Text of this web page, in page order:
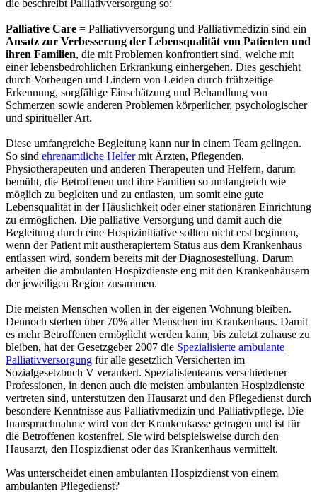
die beschreibt Palliativversorgung so:
Palliative Care = Palliativversorgung und Palliativmedizin sind ein
Ansatz zur Verbesserung der Lebensqualität von Patienten und
ihren Familien, die mit Problemen konfrontiert sind, welche mit
einer lebensbedrohlichen Erkrankung einhergehen. Dies geschieht
durch Vorbeugen und Lindern von Leiden durch frühzeitige
Erkennung, sorgfältige Einschätzung und Behandlung von
Schmerzen sowie anderen Problemen körperlicher, psychologischer
und spiritueller Art.
Diese umfangreiche Begleitung kann nur in einem Team gelingen.
So sind ehrenamtliche Helfermit Ärzten, Pflegenden,
Physiotherapeuten und anderen Therapeuten und Helfern, darum
bemüht, die Betroffenen und ihre Familien so umfangreich wie
möglich zu begleiten und zu entlasten, um somit eine gute
Lebensqualität in der Häuslichkeit oder einer stationären Einrichtung
zu ermöglichen. Die palliative Versorgung und damit auch die
Begleitung durch eine Hospizinitiative sollten nicht erst beginnen,
wenn der Patient mit austherapiertem Status aus dem Krankenhaus
entlassen wird, sondern bereits mit der Diagnosestellung. Darum
arbeiten die ambulanten Hospizdienste eng mit den Krankenhäusern
der jeweiligen Region zusammen.
Die meisten Menschen wollen in der eigenen Wohnung bleiben.
Dennoch sterben über 70% aller Menschen im Krankenhaus. Damit
es mehr Betroffenen ermöglicht werden kann, bis zuletzt zuhause zu
bleiben, hat der Gesetzgeber 2007 die Spezialisierte ambulante
Palliativversorgung für alle gesetzlich Versicherten im
Sozialgesetzbuch V verankert. Spezialistenteams verschiedener
Professionen, in denen auch die meisten ambulanten Hospizdienste
vertreten sind, unterstützen den Hausarzt und den Pflegedienst durch
besondere Kenntnisse aus Palliativmedizin und Palliativpflege. Die
Inanspruchnahme wird von der Krankenkasse getragen und ist für
die Betroffenen kostenfrei. Sie wird beispielsweise durch den
Hausarzt, den Hospizdienst oder das Krankenhaus vermittelt.
Was unterscheidet einen ambulanten Hospizdienst von einem
ambulanten Pflegedienst?